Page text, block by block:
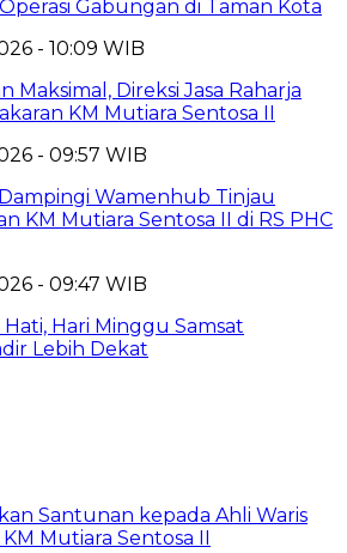
Operasi Gabungan di Taman Kota
- 10:09 WIB
Maksimal, Direksi Jasa Raharja
KM Mutiara Sentosa II
- 09:57 WIB
Wamenhub Tinjau
KM Mutiara Sentosa II di RS PHC
- 09:47 WIB
Hari Minggu Samsat
Lebih Dekat
Santunan kepada Ahli Waris
Mutiara Sentosa II